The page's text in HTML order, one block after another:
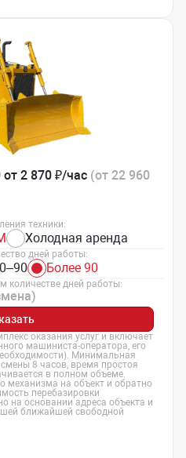
от 2 870 ₽/час (от 22 960
техники:
Холодная аренда
дней работы:
Более 90
количестве дней работы:
оказания услуг и включает
машиниста-оператора, его
Минимальная
8 часов, время простоя
в полном объеме.
механизма на объект и обратно
перебазировки
на основании адреса объекта и
ближайшей свободной